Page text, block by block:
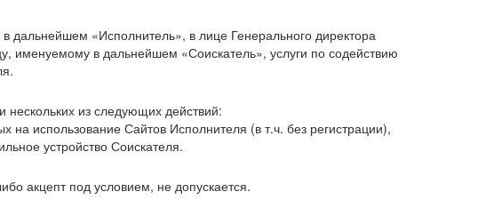
«Исполнитель», в лице Генерального директора
именуемому в дальнейшем «Соискатель», услуги по содействию
из следующих действий:
использование Сайтов Исполнителя (в т.ч. без регистрации),
устройство Соискателя.
акцепт под условием, не допускается.